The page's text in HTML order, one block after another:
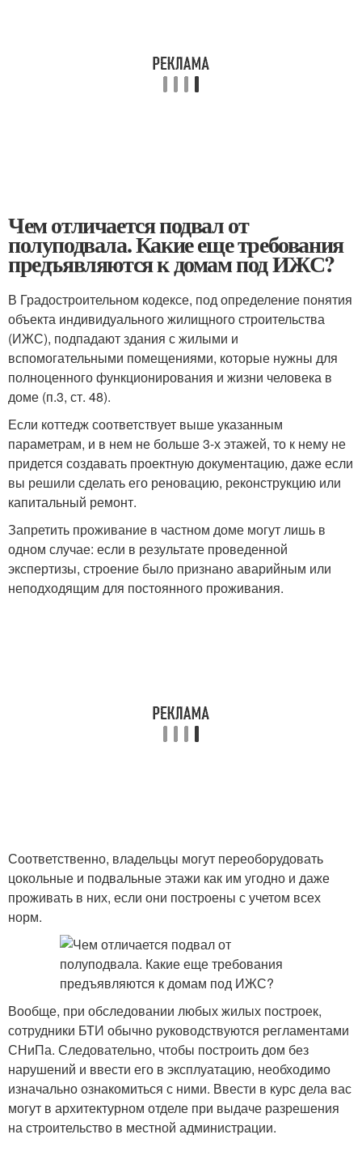
Чем отличается подвал от
полуподвала. Какие еще требования
предъявляются к домам под ИЖС?
В Градостроительном кодексе, под определение понятия
объекта индивидуального жилищного строительства
(ИЖС), подпадают здания с жилыми и
вспомогательными помещениями, которые нужны для
полноценного функционирования и жизни человека в
доме (п.3, ст. 48).
Если коттедж соответствует выше указанным
параметрам, и в нем не больше 3-х этажей, то к нему не
придется создавать проектную документацию, даже если
вы решили сделать его реновацию, реконструкцию или
капитальный ремонт.
Запретить проживание в частном доме могут лишь в
одном случае: если в результате проведенной
экспертизы, строение было признано аварийным или
неподходящим для постоянного проживания.
Соответственно, владельцы могут переоборудовать
цокольные и подвальные этажи как им угодно и даже
проживать в них, если они построены с учетом всех
норм.
Вообще, при обследовании любых жилых построек,
сотрудники БТИ обычно руководствуются регламентами
СНиПа. Следовательно, чтобы построить дом без
нарушений и ввести его в эксплуатацию, необходимо
изначально ознакомиться с ними. Ввести в курс дела вас
могут в архитектурном отделе при выдаче разрешения
на строительство в местной администрации.